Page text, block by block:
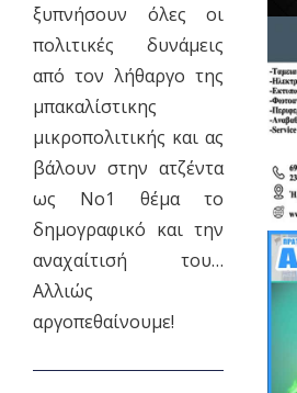
ξυπνήσουν όλες οι
πολιτικές δυνάμεις
από τον λήθαργο της
μπακαλίστικης
μικροπολιτικής και ας
βάλουν στην ατζέντα
ως Νο1 θέμα το
δημογραφικό και την
αναχαίτισή του…
Αλλιώς
αργοπεθαίνουμε!